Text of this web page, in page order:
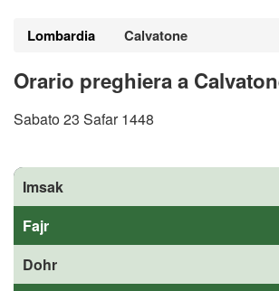
Lombardia Calvatone
Orario preghiera a
Sabato 23 Safar 1448
Imsak
Fajr
Dohr